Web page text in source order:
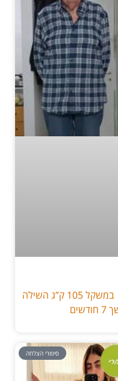
התחיל תהליך הרזיה בשיטת רז קל במשקל 105 ק”ג השילה
סיפורי הצלחה